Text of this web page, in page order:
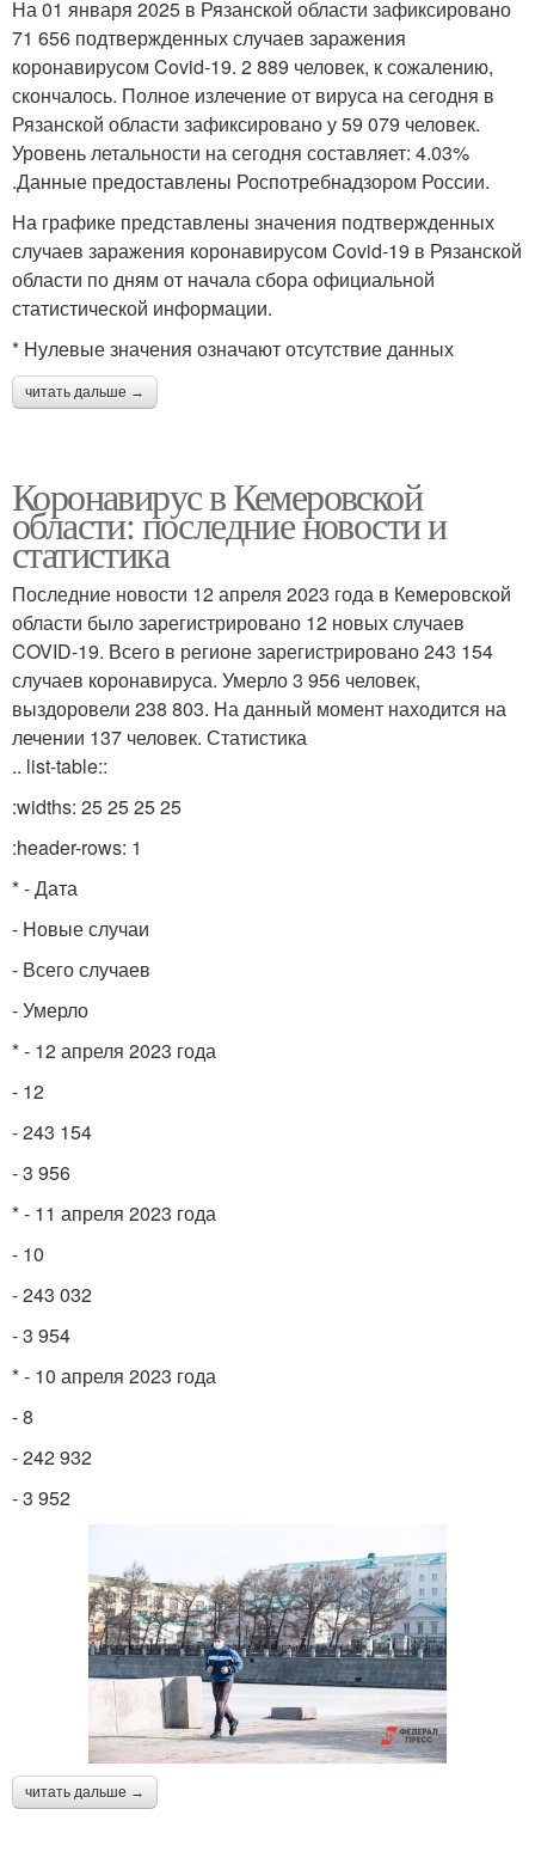
На 01 января 2025 в Рязанской области зафиксировано
71 656 подтвержденных случаев заражения
коронавирусом Covid-19. 2 889 человек, к сожалению,
скончалось. Полное излечение от вируса на сегодня в
Рязанской области зафиксировано у 59 079 человек.
Уровень летальности на сегодня составляет: 4.03%
.Данные предоставлены Роспотребнадзором России.
На графике представлены значения подтвержденных
случаев заражения коронавирусом Covid-19 в Рязанской
области по дням от начала сбора официальной
статистической информации.
* Нулевые значения означают отсутствие данных
читать дальше →
Коронавирус в Кемеровской
области: последние новости и
статистика
Последние новости 12 апреля 2023 года в Кемеровской
области было зарегистрировано 12 новых случаев
COVID-19. Всего в регионе зарегистрировано 243 154
случаев коронавируса. Умерло 3 956 человек,
выздоровели 238 803. На данный момент находится на
лечении 137 человек. Статистика
.. list-table::
:widths: 25 25 25 25
:header-rows: 1
* - Дата
- Новые случаи
- Всего случаев
- Умерло
* - 12 апреля 2023 года
- 12
- 243 154
- 3 956
* - 11 апреля 2023 года
- 10
- 243 032
- 3 954
* - 10 апреля 2023 года
- 8
- 242 932
- 3 952
читать дальше →